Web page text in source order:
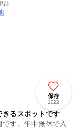
台
保存
1022
きるスポットです
す。年中無休で入